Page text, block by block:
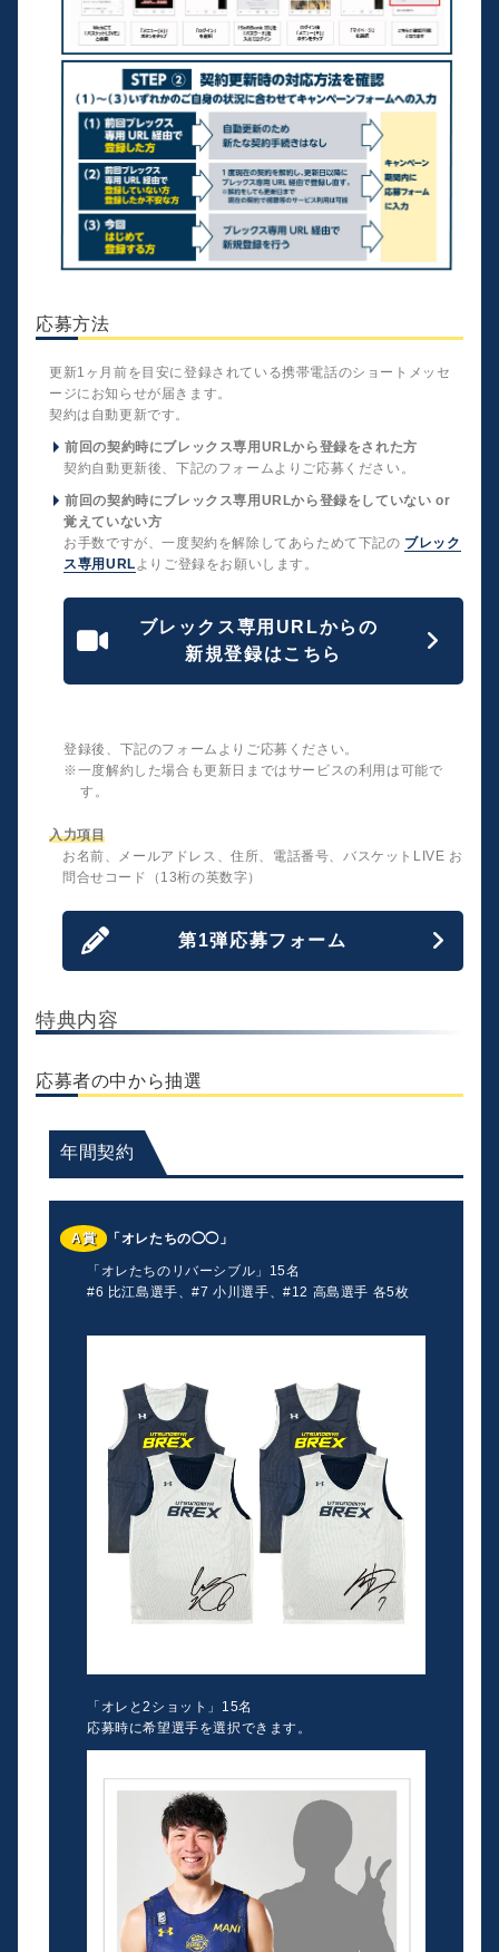
応募方法
更新1ヶ月前を目安に登録されている携帯電話のショートメッセ
ージにお知らせが届きます。
契約は自動更新です。
前回の契約時にブレックス専用URLから登録をされた方
契約自動更新後、下記のフォームよりご応募ください。
前回の契約時にブレックス専用URLから登録をしていない or
覚えていない方
お手数ですが、一度契約を解除してあらためて下記の ブレック
ス専用URLよりご登録をお願いします。
ブレックス専用URLからの
新規登録はこちら
登録後、下記のフォームよりご応募ください。
※一度解約した場合も更新日まではサービスの利用は可能で
す。
入力項目
お名前、メールアドレス、住所、電話番号、バスケットLIVE お
問合せコード（13桁の英数字）
第1弾応募フォーム
特典内容
応募者の中から抽選
年間契約
A賞 「オレたちの◯◯」
「オレたちのリバーシブル」15名
#6 比江島選手、#7 小川選手、#12 高島選手 各5枚
「オレと2ショット」15名
応募時に希望選手を選択できます。